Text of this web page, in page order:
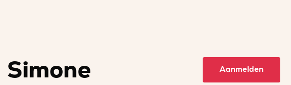
Simone Aanmelden